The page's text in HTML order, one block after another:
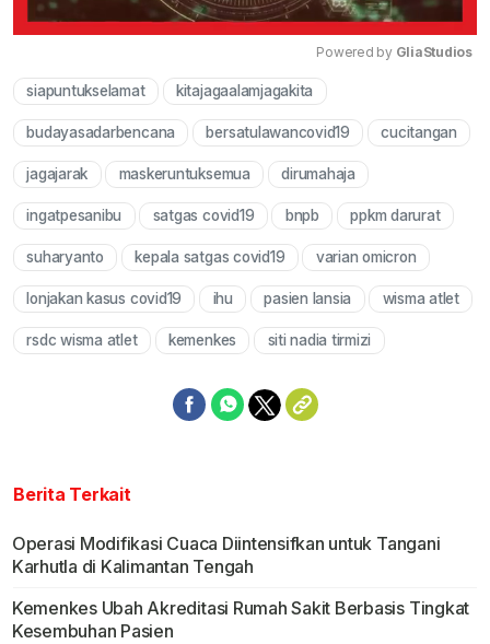
Powered by GliaStudios
siapuntukselamat kitajagaalamjagakita
budayasadarbencana bersatulawancovid19 cucitangan
jagajarak maskeruntuksemua dirumahaja
ingatpesanibu satgas covid19 bnpb ppkm darurat
suharyanto kepala satgas covid19 varian omicron
lonjakan kasus covid19 ihu pasien lansia wisma atlet
rsdc wisma atlet kemenkes siti nadia tirmizi
Berita Terkait
Operasi Modifikasi Cuaca Diintensifkan untuk Tangani
Karhutla di Kalimantan Tengah
Kemenkes Ubah Akreditasi Rumah Sakit Berbasis Tingkat
Kesembuhan Pasien